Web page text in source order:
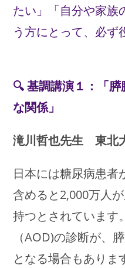
たい」「自分や家族
う方にとって、必ず
🔍 基調講演１：「
な関係」
滝川哲也先生 東北
日本には糖尿病患者
含めると2,000万人
持つとされています
（AOD)の診断が、
となる場合もありま